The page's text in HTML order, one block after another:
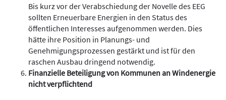
Bis kurz vor der Verabschiedung der Novelle des EEG
sollten Erneuerbare Energien in den Status des
öffentlichen Interesses aufgenommen werden. Dies
hätte ihre Position in Planungs- und
Genehmigungsprozessen gestärkt und ist für den
raschen Ausbau dringend notwendig.
Finanzielle Beteiligung von Kommunen an Windenergie
nicht verpflichtend